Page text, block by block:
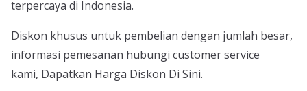
terpercaya di Indonesia.
Diskon khusus untuk pembelian dengan jumlah besar,
informasi pemesanan hubungi customer service
kami, Dapatkan Harga Diskon Di Sini.